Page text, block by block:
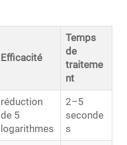
Efficacité
Temps
de
traiteme
nt
réduction
de 5
logarithmes
2–5
seconde
s